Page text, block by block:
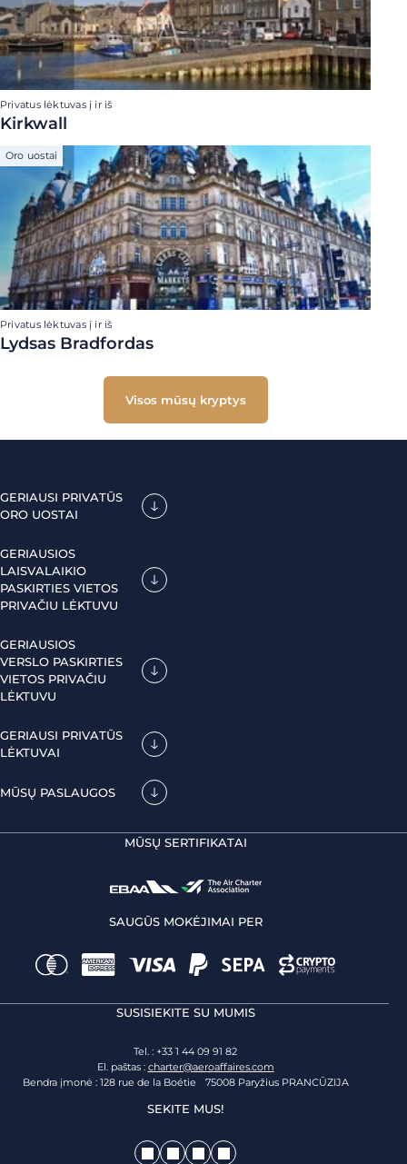
Privatus lėktuvas į ir iš
Kirkwall
Oro uostai
Privatus lėktuvas į ir iš
Lydsas Bradfordas
Visos mūsų kryptys
GERIAUSI PRIVATŪS
ORO UOSTAI
GERIAUSIOS
LAISVALAIKIO
PASKIRTIES VIETOS
PRIVAČIU LĖKTUVU
GERIAUSIOS
VERSLO PASKIRTIES
VIETOS PRIVAČIU
LĖKTUVU
GERIAUSI PRIVATŪS
LĖKTUVAI
MŪSŲ PASLAUGOS
MŪSŲ SERTIFIKATAI
SAUGŪS MOKĖJIMAI PER
SUSISIEKITE SU MUMIS
Tel. : +33 1 44 09 91 82
El. paštas : charter@aeroaffaires.com
Bendra įmonė : 128 rue de la Boétie 75008 Paryžius PRANCŪZIJA
SEKITE MUS!